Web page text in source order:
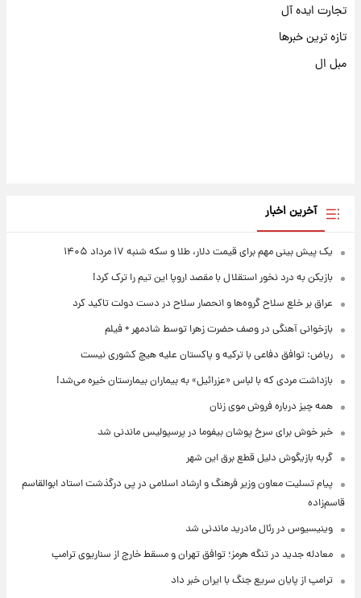
تجارت ایده آل
تازه ترین خبرها
مبل ال
آخرین اخبار
یک پیش ‌بینی مهم برای قیمت دلار، طلا و سکه شنبه ۱۷ مرداد ۱۴۰۵
بازیکن به درد نخور استقلال با مقصد اروپا این تیم را ترک کرد!
عراق بر خلع سلاح گروه‌ها و انحصار سلاح در دست دولت تاکید کرد
بازخوانی آهنگی در وصف حضرت زهرا توسط شادمهر + فیلم
ریاض: توافق دفاعی با ترکیه و پاکستان علیه هیچ کشوری نیست
بازداشت مردی که با لباس «عزرائیل» به بیماران بیمارستان خیره می‌شد!
همه چیز درباره فروش موی زنان
خبر خوش برای سرخ پوشان بیفوما در پرسپولیس ماندنی شد
گربه بازیگوش دلیل قطع برق این شهر
پیام تسلیت معاون وزیر فرهنگ و ارشاد اسلامی در پی درگذشت استاد ابوالقاسم
قاسم‌زاده
وینیسیوس در رئال مادرید ماندنی شد
معادله جدید در تنگه هرمز؛ توافق تهران و مسقط خارج از سناریوی ترامپ
ترامپ از پایان سریع جنگ با ایران خبر داد